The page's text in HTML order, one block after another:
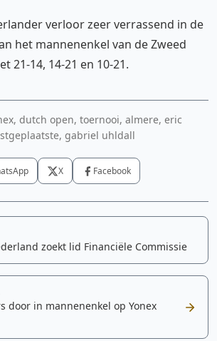
verloor zeer verrassend in de
het mannenenkel van de Zweed
21-14, 14-21 en 10-21.
dutch open, toernooi, almere, eric
gabriel uhldall
X Facebook
zoekt lid Financiële Commissie
door in mannenenkel op Yonex